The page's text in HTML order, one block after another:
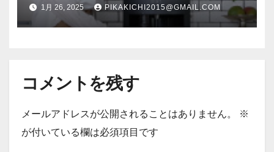
1月 26, 2025 PIKAKICHI2015@GMAIL.COM
コメントを残す
メールアドレスが公開されることはありません。
※
が付いている欄は必須項目です